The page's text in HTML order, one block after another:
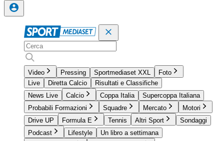
Video Pressing Sportmediaset XXL
Foto
Live
Diretta Calcio
Risultati e Classifiche
News Live
Calcio Coppa Italia
Supercoppa Italiana
Probabili Formazioni
Squadre Mercato
Motori
Drive UP
Formula E Tennis Altri Sport
Sondaggi
Podcast
Lifestyle
Un libro a settimana